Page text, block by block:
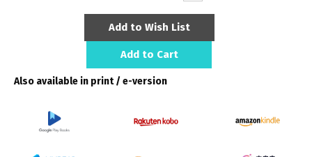
Add to Wish List
Add to Cart
Also available in print / e-version